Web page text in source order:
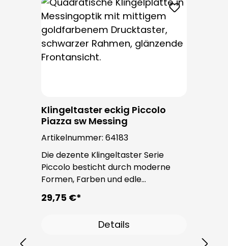
keine Befestigungsschrauben
sichtbar.
Klingeltaster eckig Piccolo
Piazza sw Messing
Artikelnummer: 64183
Die dezente Klingeltaster Serie
Piccolo besticht durch moderne
Formen, Farben und edle
Oberflächen. Bei allen
Klingeltastern dieser Serie kommt
Einsatz. Die Leitungseinführung
29,75 €*
Details